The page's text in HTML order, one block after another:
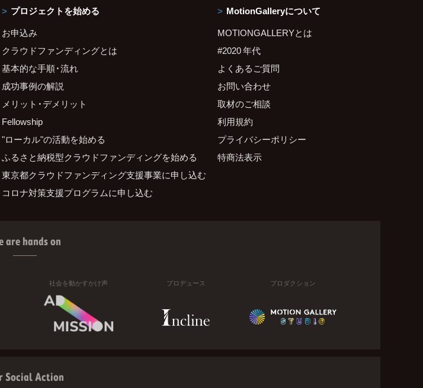
プロジェクトを始める
お申込み
クラウドファンディングとは
基本的な手順・流れ
成功事例の解説
メリット・デメリット
Fellowship
"ローカル"の活動を始める
ふるさと納税型クラウドファンディングを始める
東京都クラウドファンディング支援事業に申し込む
コロナ対策支援プログラムに申し込む
MotionGalleryについて
MOTIONGALLERYとは
#2020 年代
よくあるご質問
お問い合わせ
取材のご相談
利用規約
プライバシーポリシー
特商法表示
are hands on
社会を動かすかけ声 プロデュース プロダクション
Social Action